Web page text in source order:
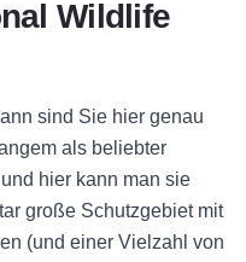
Wildlife
sind Sie hier genau
als beliebter
hier kann man sie
große Schutzgebiet mit
(und einer Vielzahl von